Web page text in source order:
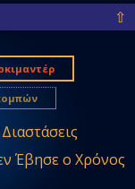
⇧
Έβησε ο Χρόνος